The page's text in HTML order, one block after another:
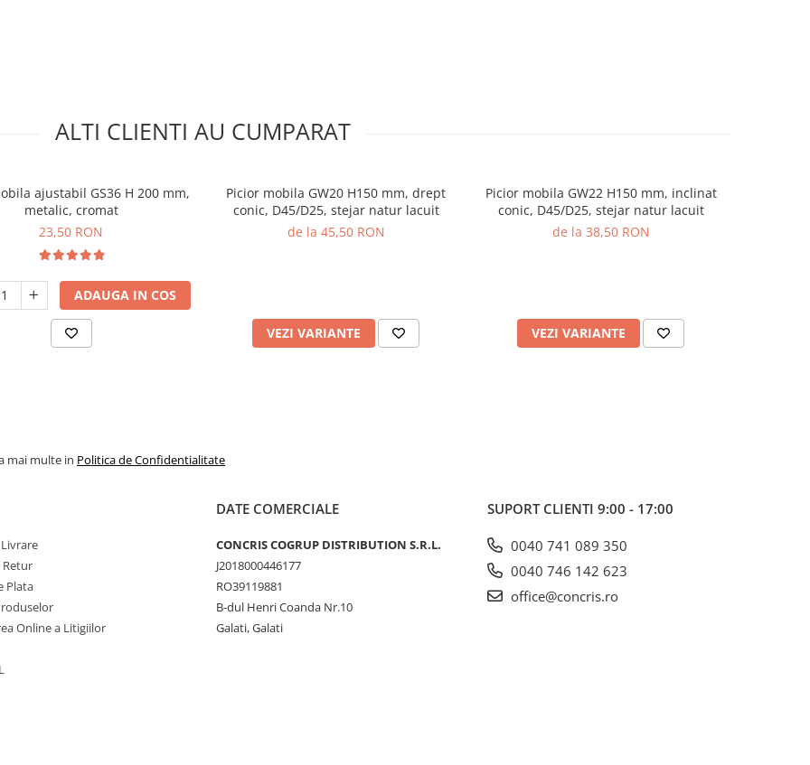
ALTI CLIENTI AU CUMPARAT
ajustabil GS36 H 200 mm,
metalic, cromat
23,50 RON
ADAUGA IN COS
Picior mobila GW20 H150 mm, drept
conic, D45/D25, stejar natur lacuit
de la 45,50 RON
VEZI VARIANTE
Picior mobila GW22 H150 mm, inclinat
conic, D45/D25, stejar natur lacuit
de la 38,50 RON
VEZI VARIANTE
mai multe in Politica de Confidentialitate
Retur
Plata
Online a Litigiilor
DATE COMERCIALE
CONCRIS COGRUP DISTRIBUTION S.R.L.
J2018000446177
RO39119881
B-dul Henri Coanda Nr.10
Galati, Galati
SUPORT CLIENTI 9:00 - 17:00
0040 741 089 350
0040 746 142 623
office@concris.ro